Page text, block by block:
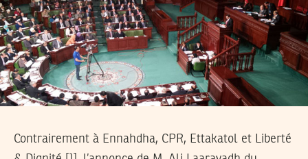
Contrairement à Ennahdha, CPR, Ettakatol et Liberté